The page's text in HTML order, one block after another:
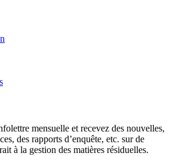
mensuelle et recevez des nouvelles,
des rapports d’enquête, etc. sur de
à la gestion des matières résiduelles.